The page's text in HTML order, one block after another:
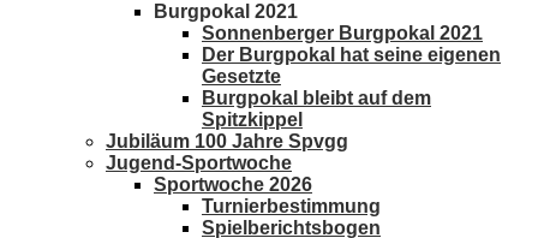
Burgpokal 2021
Sonnenberger Burgpokal 2021
Der Burgpokal hat seine eigenen
Gesetzte
Burgpokal bleibt auf dem
Spitzkippel
Jubiläum 100 Jahre Spvgg
Jugend-Sportwoche
Sportwoche 2026
Turnierbestimmung
Spielberichtsbogen